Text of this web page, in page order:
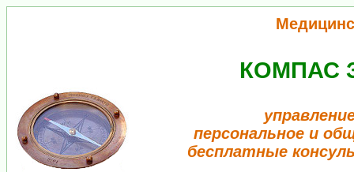
КОМПАС
персональное и
бесплатные